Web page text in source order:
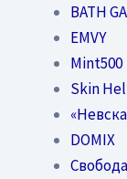
BATH
EMVY
Mint500
Skin
DOMIX
Свобода